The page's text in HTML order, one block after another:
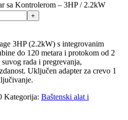
sa Kontrolerom – 3HP / 2.2kW
3HP (2.2kW) s integrovanim
do 120 metara i protokom od 2
rada i pregrevanja,
Uključen adapter za crevo 1
Kategorija: Baštenski alat i